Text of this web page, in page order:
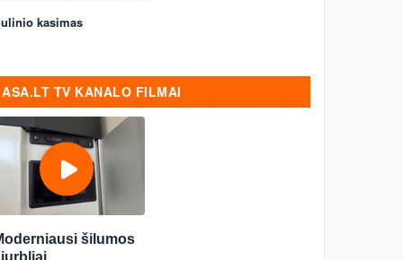
kasimas
ASA.LT TV KANALO FILMAI
šilumos